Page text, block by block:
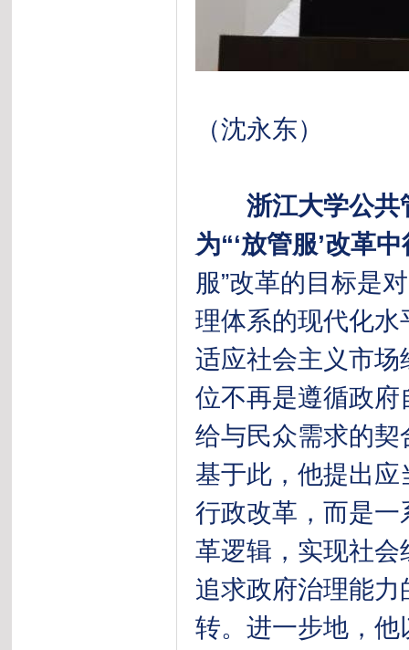
（沈永东）
浙江大学公共
为“‘放管服’改革
服”改革的目标是
理体系的现代化
适应社会主义市
位不再是遵循政
给与民众需求的
基于此，他提出应
行政改革，而是
革逻辑，实现社
追求政府治理能
转。进一步地，